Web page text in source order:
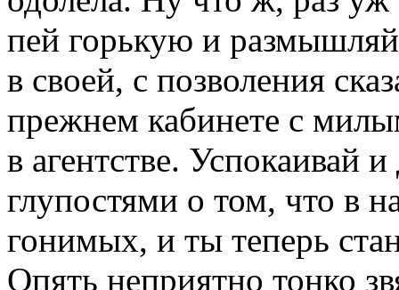
пей горькую и
в своей, с позволения
прежнем кабинете с
в агентстве. Успокаивай
глупостями о том, что в
гонимых, и ты теперь
Опять неприятно тонко